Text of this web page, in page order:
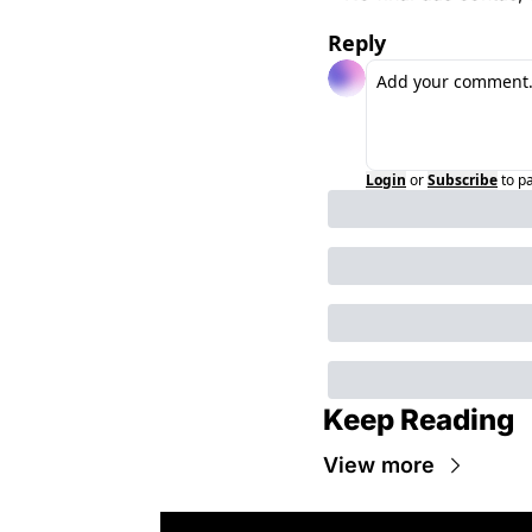
Reply
Login orSubscribeto
Keep Reading
View more